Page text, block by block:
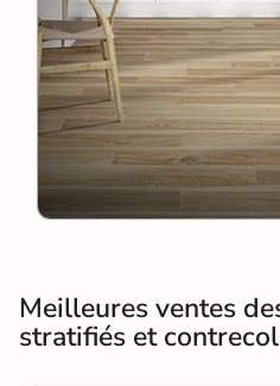
Meilleures ventes
stratifiés et